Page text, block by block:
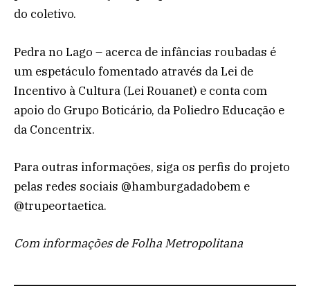
do coletivo.
Pedra no Lago – acerca de infâncias roubadas é
um espetáculo fomentado através da Lei de
Incentivo à Cultura (Lei Rouanet) e conta com
apoio do Grupo Boticário, da Poliedro Educação e
da Concentrix.
Para outras informações, siga os perfis do projeto
pelas redes sociais @hamburgadadobem e
@trupeortaetica.
Com informações de Folha Metropolitana